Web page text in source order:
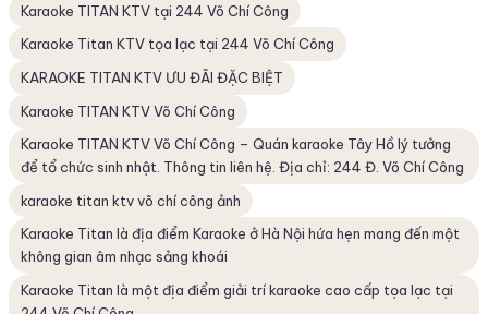
Karaoke TITAN KTV tại 244 Võ Chí Công
Karaoke Titan KTV tọa lạc tại 244 Võ Chí Công
KARAOKE TITAN KTV ƯU ĐÃI ĐẶC BIỆT
Karaoke TITAN KTV Võ Chí Công
Karaoke TITAN KTV Võ Chí Công – Quán karaoke Tây Hồ lý tưởng
để tổ chức sinh nhật. Thông tin liên hệ. Địa chỉ: 244 Đ. Võ Chí Công
karaoke titan ktv võ chí công ảnh
Karaoke Titan là địa điểm Karaoke ở Hà Nội hứa hẹn mang đến một
không gian âm nhạc sảng khoái
Karaoke Titan là một địa điểm giải trí karaoke cao cấp tọa lạc tại